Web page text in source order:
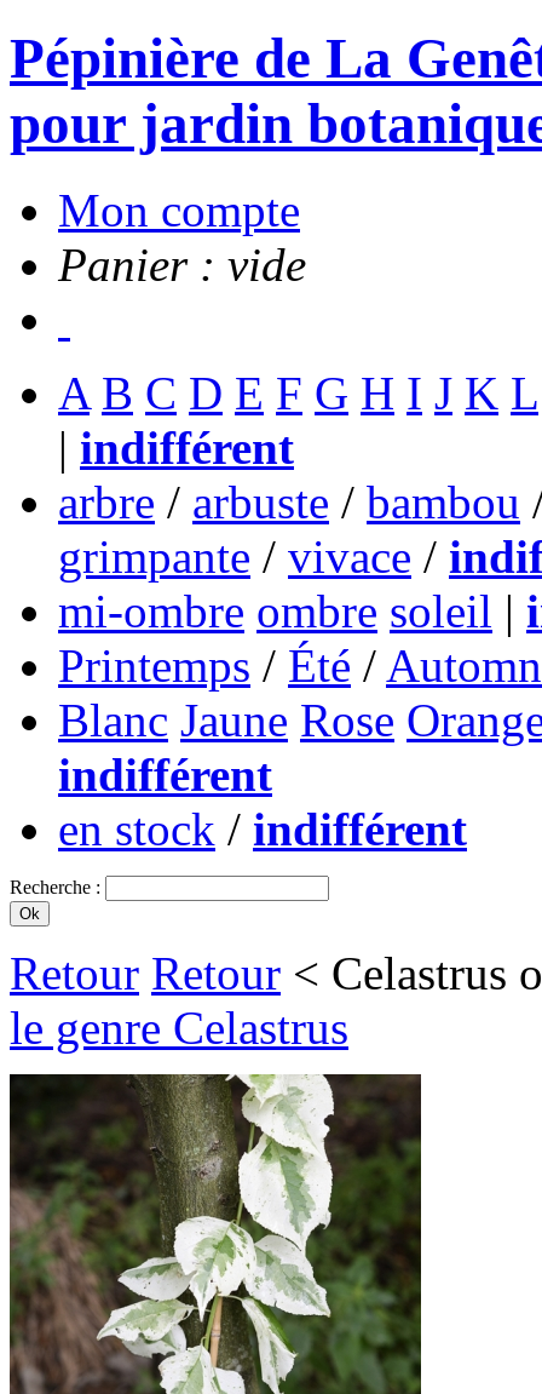
Pépinière de La
pour jardin
Mon compte
Panier : vide
A B C D E F G H I J K L
| indifférent
arbre / arbuste / bambou
grimpante / vivace /
mi-ombre ombre soleil |
Printemps / Été /
Blanc Jaune Rose
indifférent
en stock / indifférent
Recherche :
Retour Retour < Celastrus
le genre Celastrus